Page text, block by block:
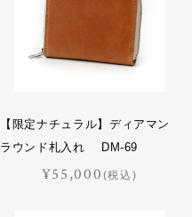
【限定ナチュラル】ディアマン
ラウンド札入れ DM-69
¥55,000 (税込)